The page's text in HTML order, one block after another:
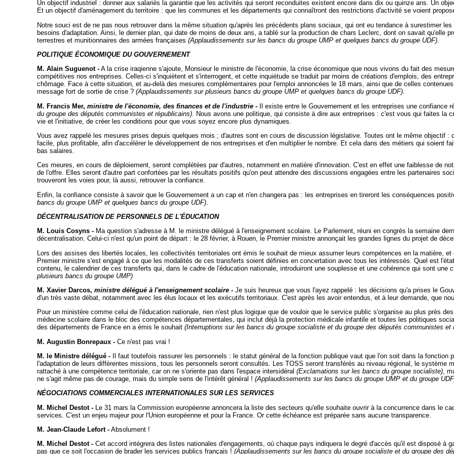
Un objectif industriel : donner aux salariés la garantie que les activités qui seront reconduites existent encore dans dix ou quinze ans. Un
Et un objectif d'aménagement du territoire : que les communes et les départements qui connaîtront des restrictions d'activité se voient
Notre souci est de ne pas nous retrouver dans la même situation qu'après les précédents plans sociaux, qui ont eu tendance à surestimer
besoins d'adaptation. Ainsi, le dernier plan, qui date de moins de deux ans, a tablé sur la production de chars Leclerc, dont on savait qu'elle
terrestres et munitionnaires des armées françaises (Applaudissements sur les bancs du groupe UMP et quelques bancs du groupe UDF).
POLITIQUE ÉCONOMIQUE DU GOUVERNEMENT
M. Alain Suguenot -A la crise iraqienne s'ajoute, Monsieur le ministre de l'économie, la crise économique que nous vivons du fait des
compétitives nos entreprises. Celles-ci s'inquiètent et s'interrogent, et cette inquiétude se traduit par moins de créations d'emplois, des
chômage. Face à cette situation, et au-delà des mesures complémentaires pour l'emploi annoncées le 18 mars, ainsi que de celles
message fort de sortie de crise ? (Applaudissements sur plusieurs bancs du groupe UMP et quelques bancs du groupe UDF).
M. Francis Mer, ministre de l'économie, des finances et de l'industrie-Il existe entre le Gouvernement et les entreprises une confiance
du groupe des députés communistes et républicains). Nous avons une politique, qui consiste à dire aux entreprises : c'est vous qui faites la
vie et l'initiative, de créer les conditions pour que vous soyez encore plus dynamiques.
Vous avez rappelé les mesures prises depuis quelques mois ; d'autres sont en cours de discussion législative. Toutes ont le même objectif
facile, plus profitable, afin d'accélérer le développement de nos entreprises et d'en multiplier le nombre. Et cela dans des métiers qui soient
bas salaires.
Ces meures, en cours de déploiement, seront complétées par d'autres, notamment en matière d'innovation. C'est en effet une faiblesse de
de l'offre. Elles seront d'autre part confortées par les résultats positifs qu'on peut attendre des discussions engagées entre les partenaires
trouveront les voies pour, là aussi, retrouver la confiance.
Enfin, la confiance consiste à savoir que le Gouvernement a un cap et n'en changera pas : les entreprises en tireront les conséquences
bancs du groupe UMP et quelques bancs du groupe UDF).
DÉCENTRALISATION DE PERSONNELS DE L'ÉDUCATION
M. Louis Cosyns -Ma question s'adresse à M. le ministre délégué à l'enseignement scolaire. Le Parlement, réuni en congrès la semaine
décentralisation. Celui-ci n'est qu'un point de départ : le 28 février, à Rouen, le Premier ministre annonçait les grandes lignes du projet de
Lors des assises des libertés locales, les collectivités territoriales ont émis le souhait de mieux assumer leurs compétences en la matière,
Premier ministre s'est engagé à ce que les modalités de ces transferts soient définies en concertation avec tous les intéressés. Quel est
contenu, le calendrier de ces transferts qui, dans le cadre de l'éducation nationale, introduiront une souplesse et une cohérence qui sont une
plusieurs bancs du groupe UMP)
M. Xavier Darcos, ministre délégué à l'enseignement scolaire-Je suis heureux que vous l'ayez rappelé : les décisions qu'a prises le
d'un très vaste débat, notamment avec les élus locaux et les exécutifs territoriaux. C'est après les avoir entendus, et à leur demande, que
Pour un ministère comme celui de l'éducation nationale, rien n'est plus logique que de vouloir que le service public s'organise au plus près
médecine scolaire dans le bloc des compétences départementales, qui inclut déjà la protection médicale infantile et toutes les politiques
des départements de France en a émis le souhait (Interruptions sur les bancs du groupe socialiste et du groupe des députés communistes et
M. Augustin Bonrepaux -Ce n'est pas vrai !
M. le Ministre délégué -Il faut toutefois rassurer les personnels : le statut général de la fonction publique vaut que l'on soit dans la fonction
l'adaptation de leurs différentes missions, tous les personnels seront consultés. Les TOSS seront transférés au niveau régional, le système
rattaché à une compétence territoriale, car on ne s'oriente pas dans l'espace intersidéral (Exclamations sur les bancs du groupe socialiste),
ne s'agit même pas de courage, mais du simple sens de l'intérêt général ! (Applaudissements sur les bancs du groupe UMP et du groupe
NÉGOCIATIONS COMMERCIALES INTERNATIONALES SUR LES SERVICES
M. Michel Destot -Le 31 mars la Commission européenne annoncera la liste des secteurs qu'elle souhaite ouvrir à la concurrence dans le
services. C'est un enjeu majeur pour l'Union européenne et pour la France. Or cette échéance est préparée sans aucune transparence.
M. Jean-Claude Lefort -Absolument !
M. Michel Destot -Cet accord intégrera des listes nationales d'engagements, où chaque pays indiquera le degré d'accès qu'il est disposé à
pas que ce soit l'occasion de brader les services publics français ! (Applaudissements sur les bancs du groupe socialiste et du groupe des